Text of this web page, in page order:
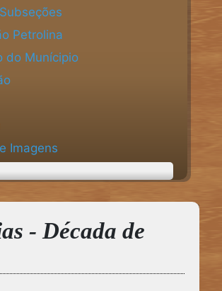
Petrolina
do Munícipio
Imagens
- Década de